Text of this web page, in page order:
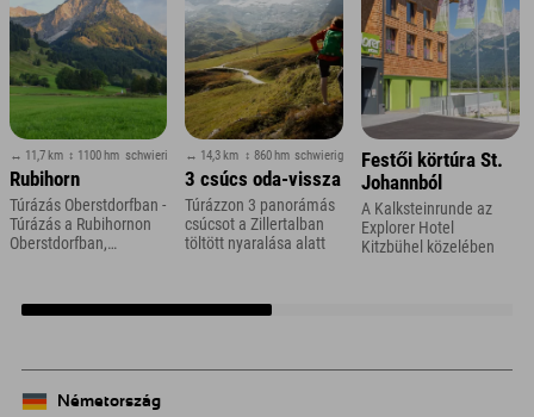
↔ 11,7 km ↕ 1100 hm schwierig
Rubihorn
Túrázás Oberstdorfban -
Túrázás a Rubihornon
Oberstdorfban,
↔ 14,3 km ↕ 860 hm schwierig
3 csúcs oda-vissza
Túrázzon 3 panorámás
csúcsot a Zillertalban
töltött nyaralása alatt
Festői körtúra St.
Johannból
A Kalksteinrunde az
Explorer Hotel
Kitzbühel közelében
Németország